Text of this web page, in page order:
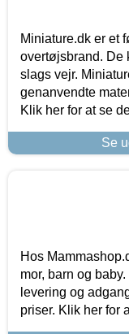
Miniature.dk er et
overtøjsbrand. De
slags vejr.
genanvendte
Klik her for at se
Se
Hos
mor, barn og
levering og
priser. Klik her for